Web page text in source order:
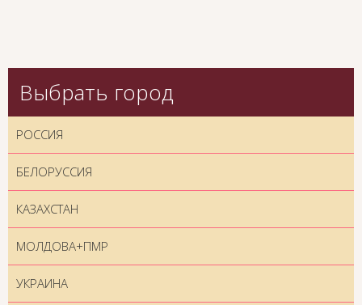
Выбрать город
РОССИЯ
БЕЛОРУССИЯ
КАЗАХСТАН
МОЛДОВА+ПМР
УКРАИНА